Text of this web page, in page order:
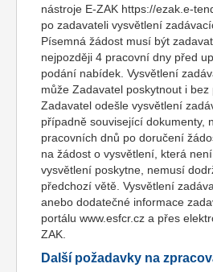
nástroje E-ZAK https://ezak.e-
po zadavateli vysvětlení
Písemná žádost musí být
nejpozději 4 pracovní dny před
podání nabídek. Vysvětlení
může Zadavatel poskytnout i bez
Zadavatel odešle vysvětlení
případně související dokumenty,
pracovních dnů po doručení
na žádost o vysvětlení, která
vysvětlení poskytne, nemusí
předchozí větě. Vysvětlení
anebo dodatečné informace
portálu www.esfcr.cz a přes
ZAK.
Další požadavky na